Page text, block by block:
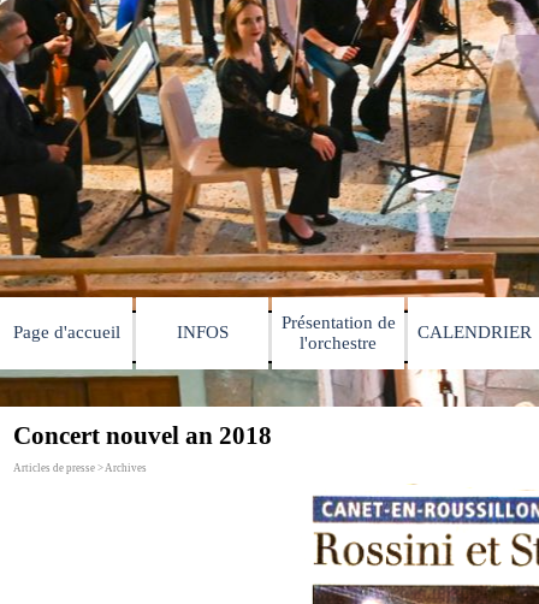
Page d'accueil INFOS ▼
Présentation de
l'orchestre
▼
CALENDRIER
Concert nouvel an 2018
Articles de presse > Archives